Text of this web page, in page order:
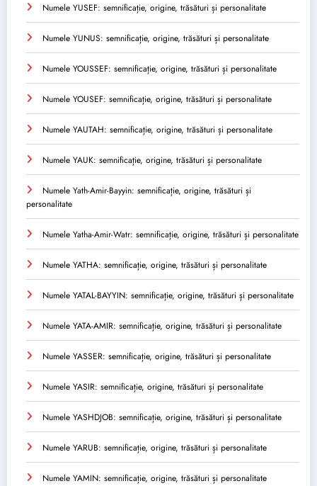
Numele YUSEF: semnificație, origine, trăsături și personalitate
Numele YUNUS: semnificație, origine, trăsături și personalitate
Numele YOUSSEF: semnificație, origine, trăsături și personalitate
Numele YOUSEF: semnificație, origine, trăsături și personalitate
Numele YAUTAH: semnificație, origine, trăsături și personalitate
Numele YAUK: semnificație, origine, trăsături și personalitate
Numele Yath-Amir-Bayyin: semnificație, origine, trăsături și
personalitate
Numele Yatha-Amir-Watr: semnificație, origine, trăsături și personalitate
Numele YATHA: semnificație, origine, trăsături și personalitate
Numele YATAL-BAYYIN: semnificație, origine, trăsături și personalitate
Numele YATA-AMIR: semnificație, origine, trăsături și personalitate
Numele YASSER: semnificație, origine, trăsături și personalitate
Numele YASIR: semnificație, origine, trăsături și personalitate
Numele YASHDJOB: semnificație, origine, trăsături și personalitate
Numele YARUB: semnificație, origine, trăsături și personalitate
Numele YAMIN: semnificație, origine, trăsături și personalitate